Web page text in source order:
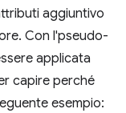
aggiuntivo
Con l'pseudo-
applicata
capire perché
esempio: